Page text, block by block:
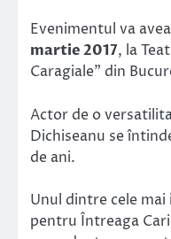
Evenimentul va
martie 2017, la
Caragiale” din
Actor de o
Dichiseanu se
de ani.
Unul dintre cele
pentru Întreaga